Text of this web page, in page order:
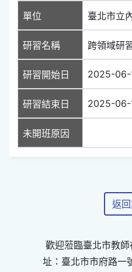
單位 臺北市立
研習名稱 跨領域研
研習開始日 2025-06-
研習結束日 2025-06-
未開班原因
返
歡迎蒞臨臺北市教
址：臺北市市府路